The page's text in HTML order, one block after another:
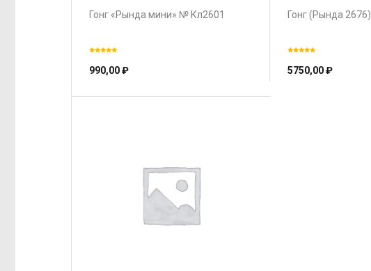
Гонг «Рында мини» № Кл2601
990,00₽
Гонг (Рында 2676)
5750,00₽